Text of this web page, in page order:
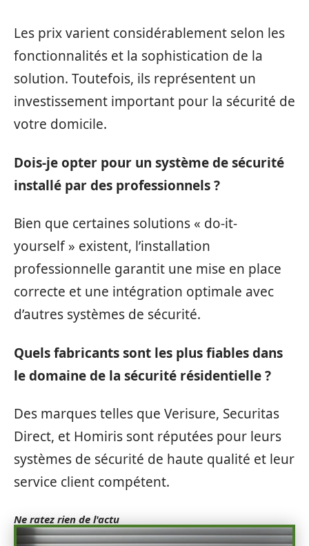
Les prix varient considérablement selon les
fonctionnalités et la sophistication de la
solution. Toutefois, ils représentent un
investissement important pour la sécurité de
votre domicile.
Dois-je opter pour un système de sécurité
installé par des professionnels ?
Bien que certaines solutions « do-it-
yourself » existent, l’installation
professionnelle garantit une mise en place
correcte et une intégration optimale avec
d’autres systèmes de sécurité.
Quels fabricants sont les plus fiables dans
le domaine de la sécurité résidentielle ?
Des marques telles que Verisure, Securitas
Direct, et Homiris sont réputées pour leurs
systèmes de sécurité de haute qualité et leur
service client compétent.
Ne ratez rien de l'actu